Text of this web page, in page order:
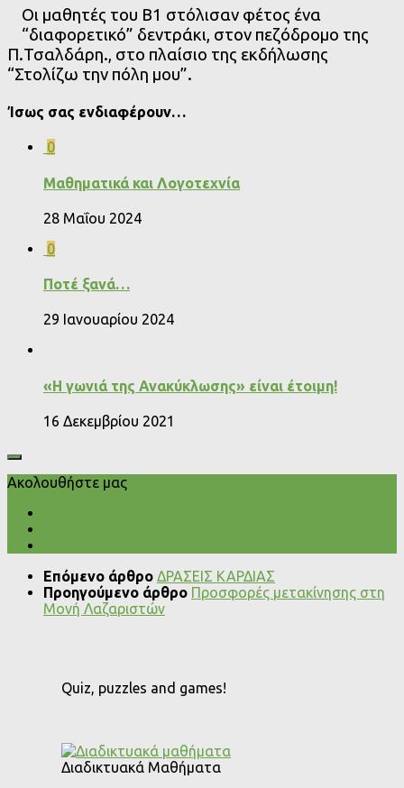
Οι μαθητές του Β1 στόλισαν φέτος ένα
“διαφορετικό” δεντράκι, στον πεζόδρομο της
Π.Τσαλδάρη., στο πλαίσιο της εκδήλωσης
“Στολίζω την πόλη μου”.
Ίσως σας ενδιαφέρουν…
0
Μαθηματικά και Λογοτεχνία
28 Μαΐου 2024
0
Ποτέ ξανά…
29 Ιανουαρίου 2024
«Η γωνιά της Ανακύκλωσης» είναι έτοιμη!
16 Δεκεμβρίου 2021
Ακολουθήστε μας
Επόμενο άρθρο ΔΡΑΣΕΙΣ ΚΑΡΔΙΑΣ
Προηγούμενο άρθρο Προσφορές μετακίνησης στη
Μονή Λαζαριστών
Quiz, puzzles and games!
Διαδικτυακά Μαθήματα